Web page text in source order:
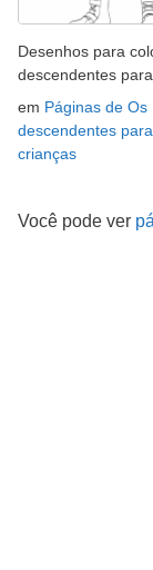
Desenhos para
descendentes
em Páginas de Os
descendentes
crianças
Você pode ver